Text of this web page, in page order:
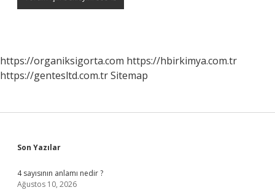
https://organiksigorta.com https://hbirkimya.com.tr
https://gentesltd.com.trSitemap
Sidebar
Son Yazılar
4 sayısının anlamı nedir ?
Ağustos 10, 2026